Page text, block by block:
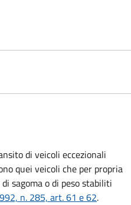
quei veicoli che per propria
sagoma o di peso stabiliti
n. 285, art. 61 e 62.